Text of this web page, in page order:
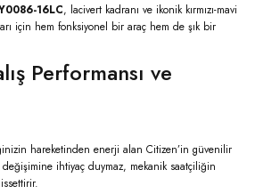
16LC, lacivert kadranı ve ikonik kırmızı-mavi
için hem fonksiyonel bir araç hem de şık bir
Performansı ve
hareketinden enerji alan Citizen’in güvenilir
değişimine ihtiyaç duymaz, mekanik saatçiliğin